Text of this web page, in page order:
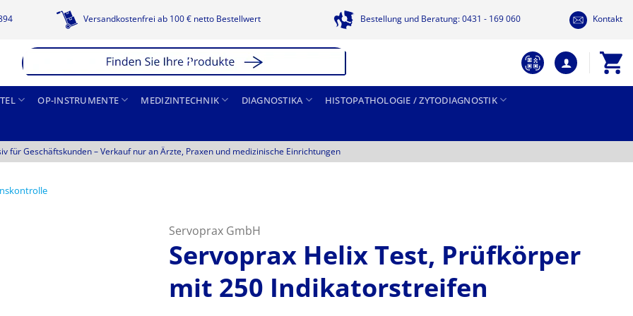
Versandkostenfrei ab 100 € netto Bestellwert Bestellung und Beratung: 0431 - 169 060 Kontakt
OP-INSTRUMENTE MEDIZINTECHNIK DIAGNOSTIKA HISTOPATHOLOGIE / ZYTODIAGNOSTIK
für Geschäftskunden –Verkauf nur an Ärzte, Praxen und medizinische Einrichtungen
Servoprax GmbH
Servoprax Helix Test, Prüfkörper
mit 250 Indikatorstreifen